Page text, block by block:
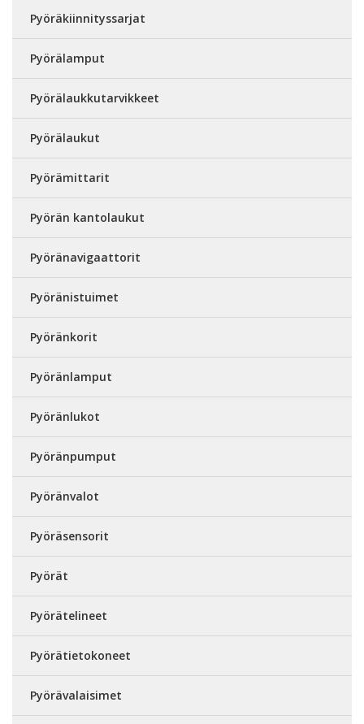
Pyöräkiinnityssarjat
Pyörälamput
Pyörälaukkutarvikkeet
Pyörälaukut
Pyörämittarit
Pyörän kantolaukut
Pyöränavigaattorit
Pyöränistuimet
Pyöränkorit
Pyöränlamput
Pyöränlukot
Pyöränpumput
Pyöränvalot
Pyöräsensorit
Pyörät
Pyörätelineet
Pyörätietokoneet
Pyörävalaisimet